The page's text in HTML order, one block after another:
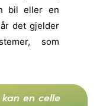
bil eller en
det gjelder
som
en celle